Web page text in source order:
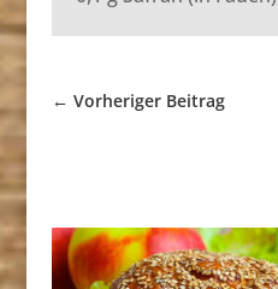
← Vorheriger Beitrag